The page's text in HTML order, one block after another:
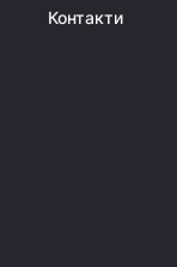
Контакти